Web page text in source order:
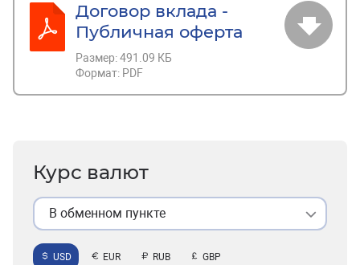
Договор вклада -
Публичная оферта
Размер:491.09 КБ
Формат: PDF
Курс валют
В обменном пункте
USD EUR RUB GBP